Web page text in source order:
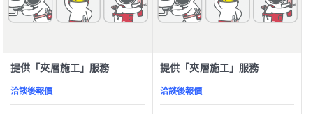
提供「夾層施工」服務
洽談後報價
提供「夾層施工」服務
洽談後報價